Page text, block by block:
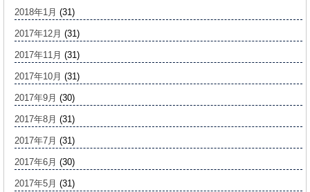
2018年1月 (31)
2017年12月 (31)
2017年11月 (31)
2017年10月 (31)
2017年9月 (30)
2017年8月 (31)
2017年7月 (31)
2017年6月 (30)
2017年5月 (31)